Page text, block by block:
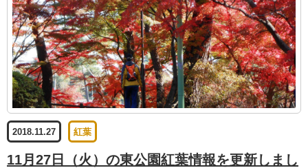
2018.11.27 紅葉
11月27日（火）の東公園紅葉情報を更新しまし